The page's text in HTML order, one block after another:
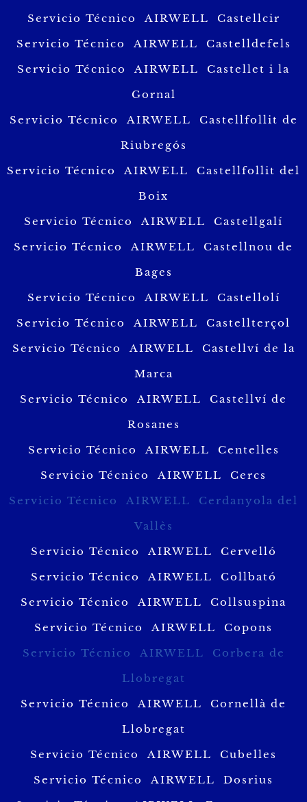
Servicio Técnico AIRWELL Castellcir
Servicio Técnico AIRWELL Castelldefels
Servicio Técnico AIRWELL Castellet i la
Gornal
Servicio Técnico AIRWELL Castellfollit de
Riubregós
Servicio Técnico AIRWELL Castellfollit del
Boix
Servicio Técnico AIRWELL Castellgalí
Servicio Técnico AIRWELL Castellnou de
Bages
Servicio Técnico AIRWELL Castellolí
Servicio Técnico AIRWELL Castellterçol
Servicio Técnico AIRWELL Castellví de la
Marca
Servicio Técnico AIRWELL Castellví de
Rosanes
Servicio Técnico AIRWELL Centelles
Servicio Técnico AIRWELL Cercs
Servicio Técnico AIRWELL Cerdanyola del
Vallès
Servicio Técnico AIRWELL Cervelló
Servicio Técnico AIRWELL Collbató
Servicio Técnico AIRWELL Collsuspina
Servicio Técnico AIRWELL Copons
Servicio Técnico AIRWELL Corbera de
Llobregat
Servicio Técnico AIRWELL Cornellà de
Llobregat
Servicio Técnico AIRWELL Cubelles
Servicio Técnico AIRWELL Dosrius